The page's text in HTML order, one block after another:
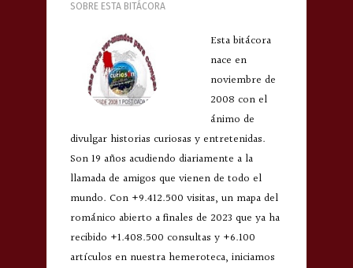
SOBRE ESTA BITÁCORA
Esta bitácora
nace en
noviembre de
2008 con el
ánimo de
divulgar historias curiosas y entretenidas.
Son 19 años acudiendo diariamente a la
llamada de amigos que vienen de todo el
mundo. Con +9.412.500 visitas, un mapa del
románico abierto a finales de 2023 que ya ha
recibido +1.408.500 consultas y +6.100
artículos en nuestra hemeroteca, iniciamos